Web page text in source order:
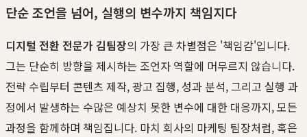
단순 조언을 넘어, 실행의 변수까지 책임지다
디지털 전환 전문가 김팀장의 가장 큰 차별점은 '책임감'입니다.
그는 단순히 방향을 제시하는 조언자 역할에 머무르지 않습니다.
전략 수립부터 콘텐츠 제작, 광고 집행, 성과 분석, 그리고 실행 과
정에서 발생하는 수많은 예상치 못한 변수에 대한 대응까지, 모든
과정을 함께하며 책임집니다. 마치 회사의 마케팅 팀장처럼, 혹은